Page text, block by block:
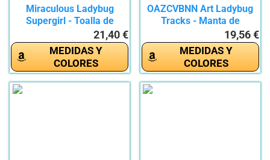
Miraculous Ladybug
Supergirl - Toalla de
21,40 €
MEDIDAS Y
COLORES
OAZCVBNN Art Ladybug
Tracks - Manta de
19,56 €
MEDIDAS Y
COLORES